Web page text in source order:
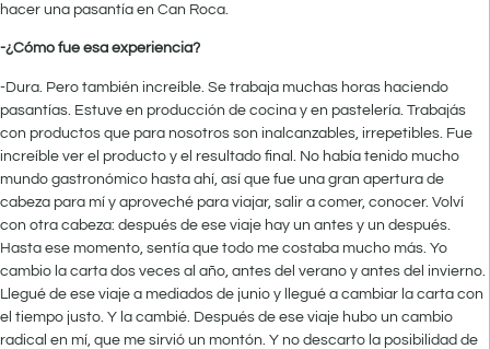
hacer una pasantía en Can Roca.
-¿Cómo fue esa experiencia?
-Dura. Pero también increíble. Se trabaja muchas horas haciendo
pasantías. Estuve en producción de cocina y en pastelería. Trabajás
con productos que para nosotros son inalcanzables, irrepetibles. Fue
increíble ver el producto y el resultado final. No había tenido mucho
mundo gastronómico hasta ahí, así que fue una gran apertura de
cabeza para mí y aproveché para viajar, salir a comer, conocer. Volví
con otra cabeza: después de ese viaje hay un antes y un después.
Hasta ese momento, sentía que todo me costaba mucho más. Yo
cambio la carta dos veces al año, antes del verano y antes del invierno.
Llegué de ese viaje a mediados de junio y llegué a cambiar la carta con
el tiempo justo. Y la cambié. Después de ese viaje hubo un cambio
radical en mí, que me sirvió un montón. Y no descarto la posibilidad de